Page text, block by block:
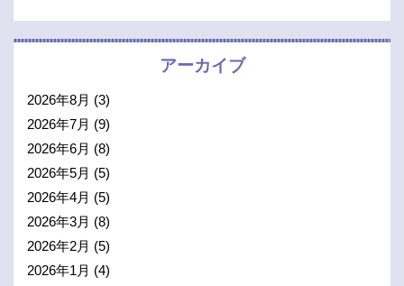
アーカイブ
2026年8月 (3)
2026年7月 (9)
2026年6月 (8)
2026年5月 (5)
2026年4月 (5)
2026年3月 (8)
2026年2月 (5)
2026年1月 (4)